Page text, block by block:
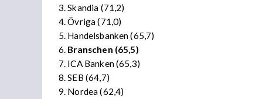
Skandia (71,2)
Övriga (71,0)
Handelsbanken (65,7)
Branschen (65,5)
ICA Banken (65,3)
SEB (64,7)
Nordea (62,4)